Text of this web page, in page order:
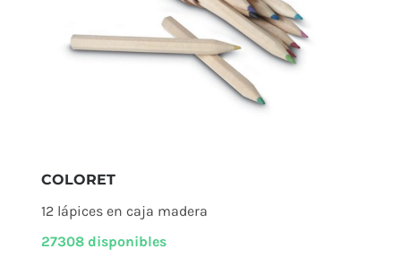
COLORET
12 lápices en caja madera
27308 disponibles